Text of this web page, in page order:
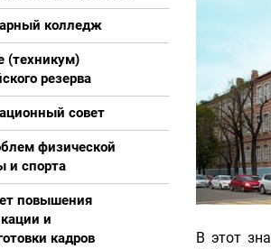
колледж
(техникум)
резерва
совет
физической
и спорта
повышения
и
кадров
В этот